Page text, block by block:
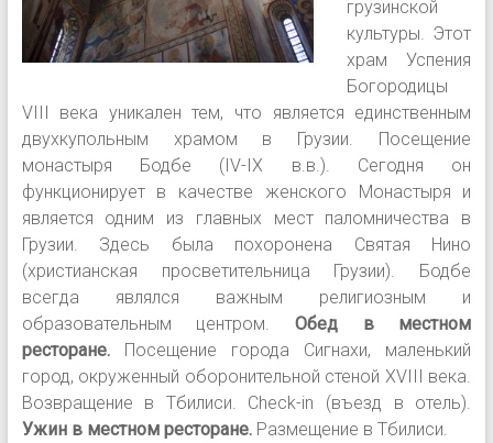
грузинской
культуры. Этот
храм Успения
Богородицы
VIII века уникален тем, что является единственным
двухкупольным храмом в Грузии. Посещение
монастыря Бодбе (IV-IX в.в.). Сегодня он
функционирует в качестве женского Монастыря и
является одним из главных мест паломничества в
Грузии. Здесь была похоронена Святая Нино
(христианская просветительница Грузии). Бодбе
всегда являлся важным религиозным и
образовательным центром. Обед в местном
ресторане.Посещение города Сигнахи, маленький
город, окруженный оборонительной стеной XVIII века.
Возвращение в Тбилиси. Сheck-in (въезд в отель).
Ужин в местном ресторане.Размещение в Тбилиси.